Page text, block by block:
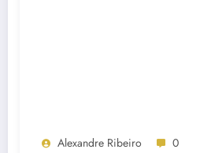
Alexandre Ribeiro 0